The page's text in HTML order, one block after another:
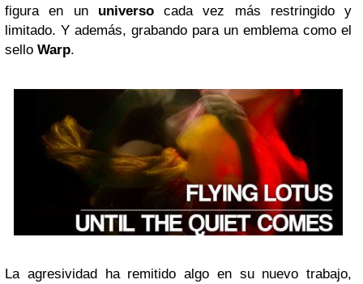
figura en un universocada vez más restringido y
limitado. Y además, grabando para un emblema como el
sello Warp.
La agresividad ha remitido algo en su nuevo trabajo,